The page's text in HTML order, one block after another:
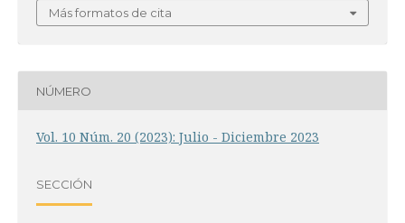
Más formatos de cita
NÚMERO
Vol. 10 Núm. 20 (2023): Julio - Diciembre 2023
SECCIÓN